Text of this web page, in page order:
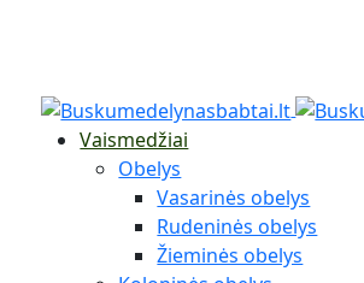
Vaismedžiai
Obelys
Vasarinės obelys
Rudeninės obelys
Žieminės obelys